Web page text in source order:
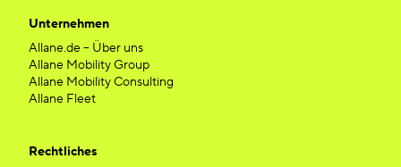
Unternehmen
Allane.de – Über uns
Allane Mobility Group
Allane Mobility Consulting
Allane Fleet
Rechtliches